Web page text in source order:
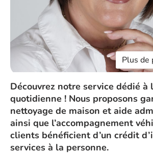
Plus de
Découvrez notre service dédié à
quotidienne ! Nous proposons
nettoyage de maison et aide
ainsi que l’accompagnement
clients bénéficient d’un crédit
services à la personne.